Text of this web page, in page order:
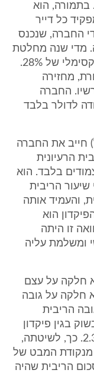
בתמורה, הוא
כל דייר
החברה, שנכנס
מדי שנה מחלטת
החברה 2.8% מהפיקדון עד לשיעור מקסימלי של 28%.
מחזירה
החברה
לדולר בלבד
חייב את החברה
הרעיונית
בלבד. הוא
הריבית
והעמיד אותה
הוא
זו היתה
ומשלמת עליה
חלקה על עצם
חלקה על גובה
הריבית
בגין פיקדון
דולרי, והיא העמידה שיעור זה על 2.35%. כך, לשיטתה,
המבט של
הריבית שהיה